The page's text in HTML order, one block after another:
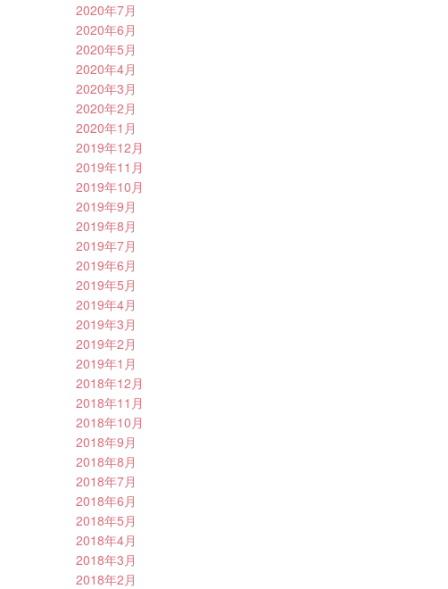
2020年7月
2020年6月
2020年5月
2020年4月
2020年3月
2020年2月
2020年1月
2019年12月
2019年11月
2019年10月
2019年9月
2019年8月
2019年7月
2019年6月
2019年5月
2019年4月
2019年3月
2019年2月
2019年1月
2018年12月
2018年11月
2018年10月
2018年9月
2018年8月
2018年7月
2018年6月
2018年5月
2018年4月
2018年3月
2018年2月